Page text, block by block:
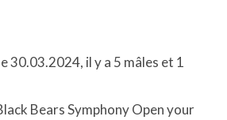
30.03.2024, il y a 5 mâles et 1
Bears Symphony Open your